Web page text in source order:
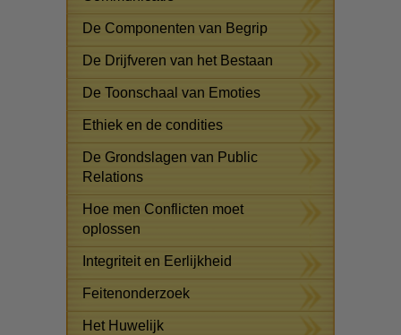
De Componenten van Begrip
De Drijfveren van het Bestaan
De Toonschaal van Emoties
Ethiek en de condities
De Grondslagen van Public
Relations
Hoe men Conflicten moet
oplossen
Integriteit en Eerlijkheid
Feitenonderzoek
Het Huwelijk